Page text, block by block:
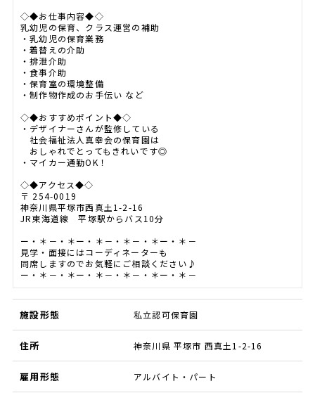
◇◆お仕事内容◆◇
乳幼児の保育、クラス運営の補助
・乳幼児の保育業務
・着替えの介助
・排泄介助
・食事介助
・保育室の環境整備
・制作物作成のお手伝い など
◇◆おすすめポイント◆◇
・デザイナーさんが監修している
社会福祉法人真幸会の保育園は
おしゃれでとってもきれいです◎
・マイカー通勤OK！
◇◆アクセス◆◇
〒 254-0019
神奈川県平塚市西真土1-2-16
JR東海道線 平塚駅からバス10分
ー・＊－・＊ー・＊－・＊－・＊ー・＊－
見学・面接にはコーディネーターも
同席しますのでお気軽にご相談ください♪
ー・＊－・＊ー・＊－・＊－・＊ー・＊－
施設形態 私立認可保育園
住所 神奈川県 平塚市 西真土1-2-16
雇用形態 アルバイト・パート